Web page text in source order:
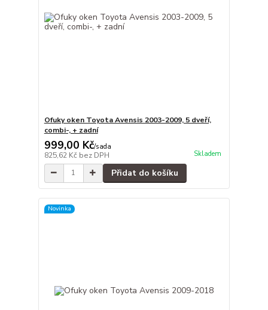
Ofuky oken Toyota Avensis 2003-2009, 5 dveří,
combi-, + zadní
999,00 Kč/sada
825,62 Kč bez DPH Skladem
Přidat do košíku
Novinka